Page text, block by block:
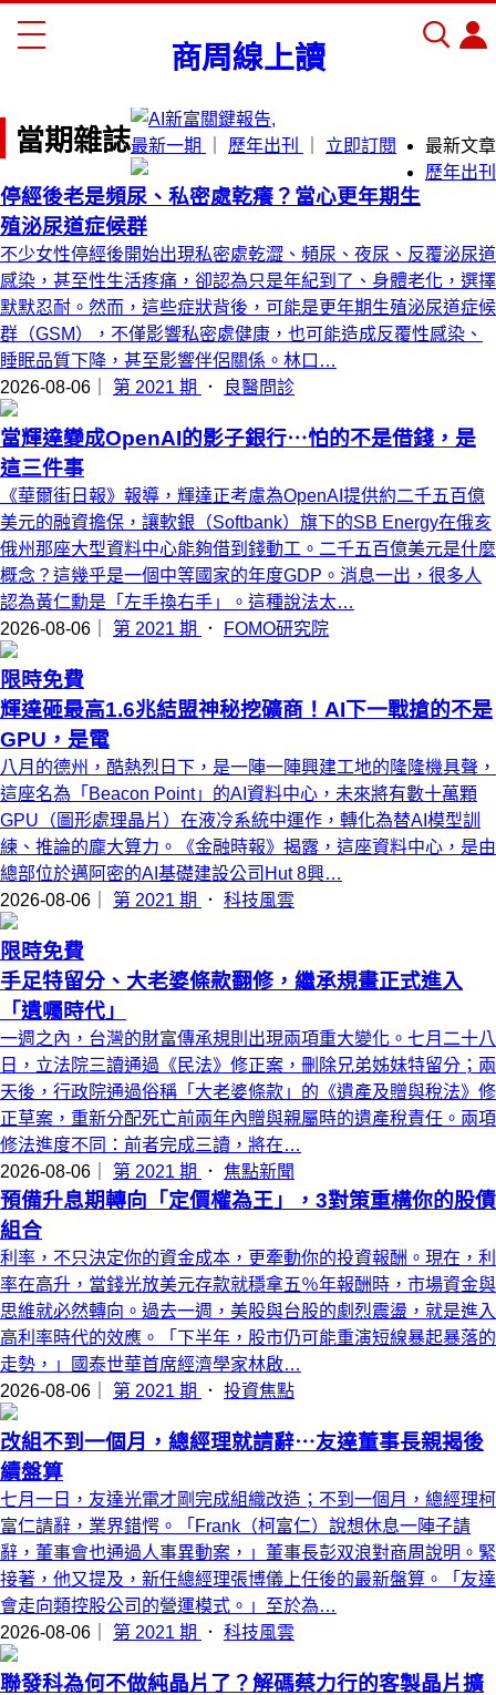
商周線上讀
商周線上讀
為您收藏知識、趨勢、新觀念
當期雜誌
最新文章
歷年出刊
最新一期 歷年出刊 立即訂閱
停經後老是頻尿、私密處乾癢？當心更年期生
殖泌尿道症候群
不少女性停經後開始出現私密處乾澀、頻尿、夜尿、反覆泌尿道
感染，甚至性生活疼痛，卻認為只是年紀到了、身體老化，選擇
默默忍耐。然而，這些症狀背後，可能是更年期生殖泌尿道症候
群（GSM），不僅影響私密處健康，也可能造成反覆性感染、
睡眠品質下降，甚至影響伴侶關係。林口…
2026-08-06｜ 第 2021 期 ． 良醫問診
當輝達變成OpenAI的影子銀行⋯怕的不是借錢，是
這三件事
《華爾街日報》報導，輝達正考慮為OpenAI提供約二千五百億
美元的融資擔保，讓軟銀（Softbank）旗下的SB Energy在俄亥
俄州那座大型資料中心能夠借到錢動工。二千五百億美元是什麼
概念？這幾乎是一個中等國家的年度GDP。消息一出，很多人
認為黃仁勳是「左手換右手」。這種說法太…
2026-08-06｜ 第 2021 期 ． FOMO研究院
限時免費
輝達砸最高1.6兆結盟神秘挖礦商！AI下一戰搶的不是
GPU，是電
八月的德州，酷熱烈日下，是一陣一陣興建工地的隆隆機具聲，
這座名為「Beacon Point」的AI資料中心，未來將有數十萬顆
GPU（圖形處理晶片）在液冷系統中運作，轉化為替AI模型訓
練、推論的龐大算力。《金融時報》揭露，這座資料中心，是由
總部位於邁阿密的AI基礎建設公司Hut 8興…
2026-08-06｜ 第 2021 期 ． 科技風雲
限時免費
手足特留分、大老婆條款翻修，繼承規畫正式進入
「遺囑時代」
一週之內，台灣的財富傳承規則出現兩項重大變化。七月二十八
日，立法院三讀通過《民法》修正案，刪除兄弟姊妹特留分；兩
天後，行政院通過俗稱「大老婆條款」的《遺產及贈與稅法》修
正草案，重新分配死亡前兩年內贈與親屬時的遺產稅責任。兩項
修法進度不同：前者完成三讀，將在…
2026-08-06｜ 第 2021 期 ． 焦點新聞
預備升息期轉向「定價權為王」，3對策重構你的股債
組合
利率，不只決定你的資金成本，更牽動你的投資報酬。現在，利
率在高升，當錢光放美元存款就穩拿五％年報酬時，市場資金與
思維就必然轉向。過去一週，美股與台股的劇烈震盪，就是進入
高利率時代的效應。「下半年，股市仍可能重演短線暴起暴落的
走勢，」國泰世華首席經濟學家林啟…
2026-08-06｜ 第 2021 期 ． 投資焦點
改組不到一個月，總經理就請辭⋯友達董事長親揭後
續盤算
七月一日，友達光電才剛完成組織改造；不到一個月，總經理柯
富仁請辭，業界錯愕。「Frank（柯富仁）說想休息一陣子請
辭，董事會也通過人事異動案，」董事長彭双浪對商周說明。緊
接著，他又提及，新任總經理張博儀上任後的最新盤算。「友達
會走向類控股公司的營運模式。」至於為…
2026-08-06｜ 第 2021 期 ． 科技風雲
聯發科為何不做純晶片了？解碼蔡力行的客製晶片擴